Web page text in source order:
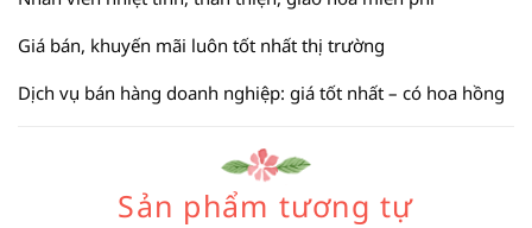
Giá bán, khuyến mãi luôn tốt nhất thị trường
Dịch vụ bán hàng doanh nghiệp: giá tốt nhất – có hoa hồng
Sản phẩm tương tự